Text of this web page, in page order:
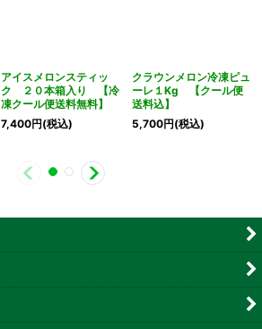
アイスメロンスティッ
ク ２０本箱入り 【冷
凍クール便送料無料】
7,400円(税込)
クラウンメロン冷凍ピュ
ーレ１Kg 【クール便
送料込】
5,700円(税込)